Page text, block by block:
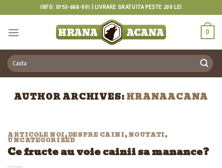
INFO: 0753-688-901 | LIVRARE GRATUITA PESTE 200 LEI
0
Caută după:
AUTHOR ARCHIVES: HRANAACANA
ARTICOLE NOI,DESPRE CAINI, NOUTATI,
UNCATEGORIZED
Ce fructe au voie cainii sa manance?